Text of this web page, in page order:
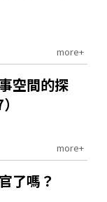
more+
空間的探
more+
了嗎？